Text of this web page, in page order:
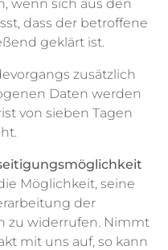
wenn sich aus den
dass der betroffene
geklärt ist.
zusätzlich
Daten werden
von sieben Tagen
Möglichkeit, seine
der
zu widerrufen. Nimmt
mit uns auf, so kann